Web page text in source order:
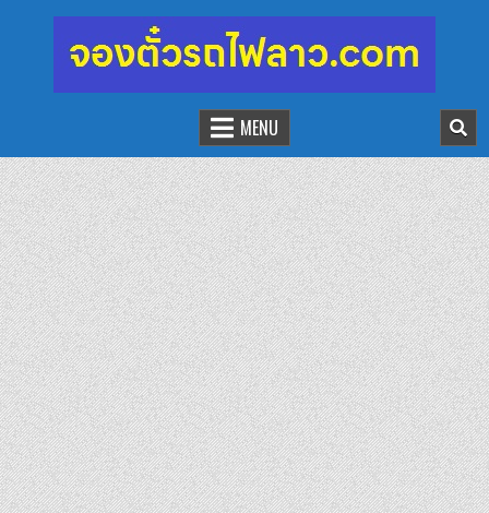
จองตั๋วรถไฟลาว-จีน
นั่งรถไฟเที่ยวประเทศลาว
MENU